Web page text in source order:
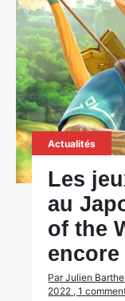
Actualités
Les
au
of the
encore
Par Julien
2022 , 1